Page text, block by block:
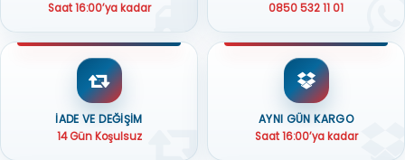
Saat 16:00’ya kadar 0850 532 11 01
İADE VE DEĞİŞİM
14 Gün Koşulsuz
AYNI GÜN KARGO
Saat 16:00’ya kadar